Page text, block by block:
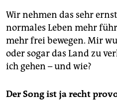
Wir nehmen das sehr
normales Leben mehr
mehr frei bewegen. Mir
oder sogar das Land zu
ich gehen – und wie?
Der Song ist ja recht